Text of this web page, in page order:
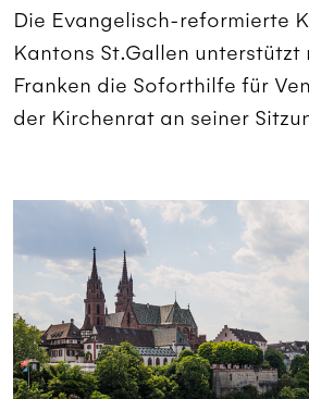
Die Evangelisch-reformierte
Kantons St.Gallen unterstützt
Franken die Soforthilfe für
der Kirchenrat an seiner